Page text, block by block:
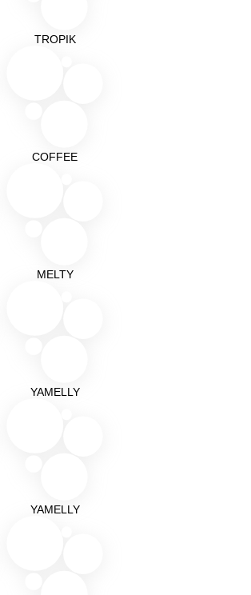
TROPIK
COFFEE
MELTY
YAMELLY
YAMELLY
Подробнее